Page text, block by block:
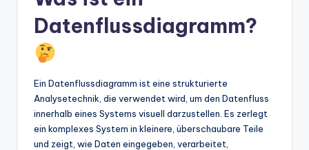
In
tr
Datenflussdiagramm?
Ein Datenflussdiagramm ist eine strukturierte
Analysetechnik, die verwendet wird, um den Datenfluss
innerhalb eines Systems visuell darzustellen. Es zerlegt
ein komplexes System in kleinere, überschaubare Teile
und zeigt, wie Daten eingegeben, verarbeitet,